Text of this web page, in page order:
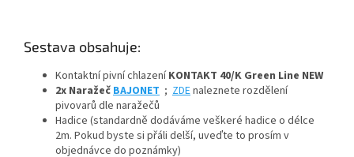
Sestava obsahuje:
Kontaktní pivní chlazeníKONTAKT 40/K Green Line NEW
2x NaražečBAJONET ; ZDEnaleznete rozdělení
pivovarů dle naražečů
Hadice (standardně dodáváme veškeré hadice o délce
2m. Pokud byste si přáli delší, uveďte to prosím v
objednávce do poznámky)